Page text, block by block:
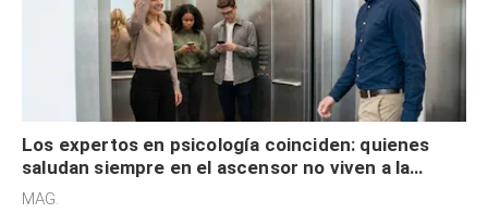
Los expertos en psicología coinciden: quienes
saludan siempre en el ascensor no viven a la
defensiva y tienen apertura social